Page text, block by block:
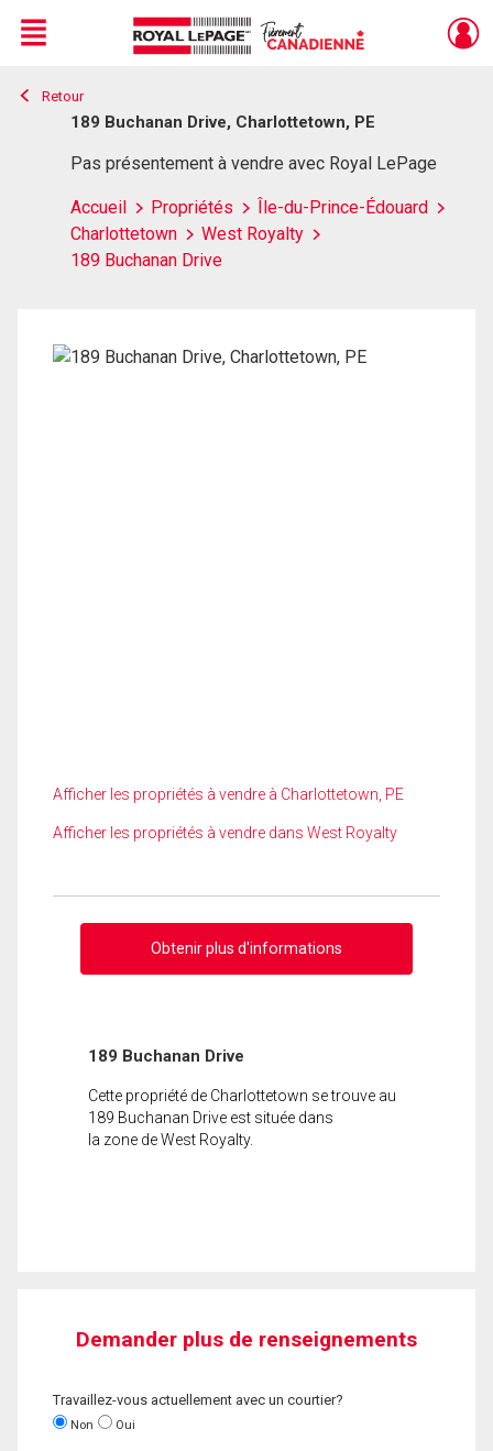
Live
En Direct
Menu
Retour
189 Buchanan Drive, Charlottetown, PE
Pas présentement à vendre avec Royal LePage
Accueil Propriétés
Île-du-Prince-Édouard
Charlottetown
West Royalty
189 Buchanan Drive
Afficher les propriétés à vendre à Charlottetown, PE
Afficher les propriétés à vendre dans West Royalty
Obtenir plus d'informations
189 Buchanan Drive
Cette propriété de Charlottetown se trouve au
189 Buchanan Drive est située dans
la zone de West Royalty.
Demander plus de renseignements
Travaillez-vous actuellement avec un courtier?
Non Oui